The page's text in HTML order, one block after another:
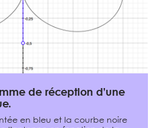
de réception d’une
en bleu et la courbe noire